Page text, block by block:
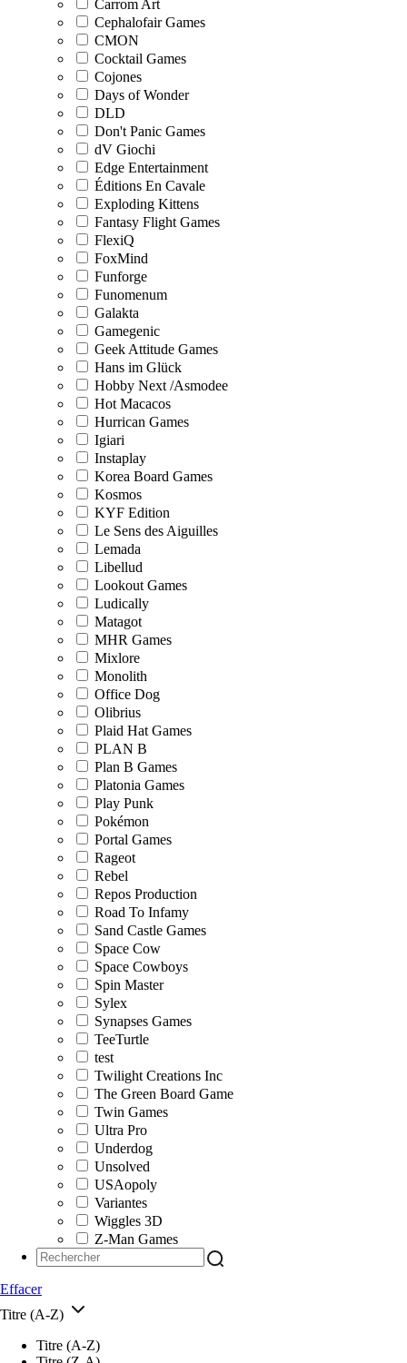
Carrom Art
Cephalofair Games
CMON
Cocktail Games
Cojones
Days of Wonder
DLD
Don't Panic Games
dV Giochi
Edge Entertainment
Éditions En Cavale
Exploding Kittens
Fantasy Flight Games
FlexiQ
FoxMind
Funforge
Funomenum
Galakta
Gamegenic
Geek Attitude Games
Hans im Glück
Hobby Next /Asmodee
Hot Macacos
Hurrican Games
Igiari
Instaplay
Korea Board Games
Kosmos
KYF Edition
Le Sens des Aiguilles
Lemada
Libellud
Lookout Games
Ludically
Matagot
MHR Games
Mixlore
Monolith
Office Dog
Olibrius
Plaid Hat Games
PLAN B
Plan B Games
Platonia Games
Play Punk
Pokémon
Portal Games
Rageot
Rebel
Repos Production
Road To Infamy
Sand Castle Games
Space Cow
Space Cowboys
Spin Master
Sylex
Synapses Games
TeeTurtle
test
Twilight Creations Inc
The Green Board Game
Twin Games
Ultra Pro
Underdog
Unsolved
USAopoly
Variantes
Wiggles 3D
Z-Man Games
Effacer
Titre (A-Z)
Titre (A-Z)